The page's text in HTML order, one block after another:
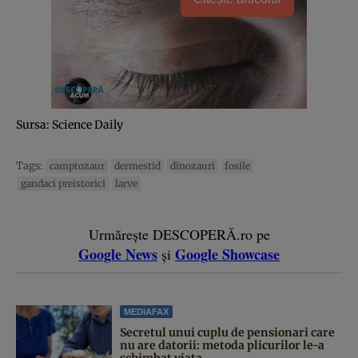
Sursa: Science Daily
Tags: camptozaur dermestid dinozauri
fosile
gandaci preistorici
larve
Urmărește DESCOPERĂ.ro pe
Google News și Google Showcase
MEDIAFAX
Secretul unui cuplu de pensionari care
nu are datorii: metoda plicurilor le-a